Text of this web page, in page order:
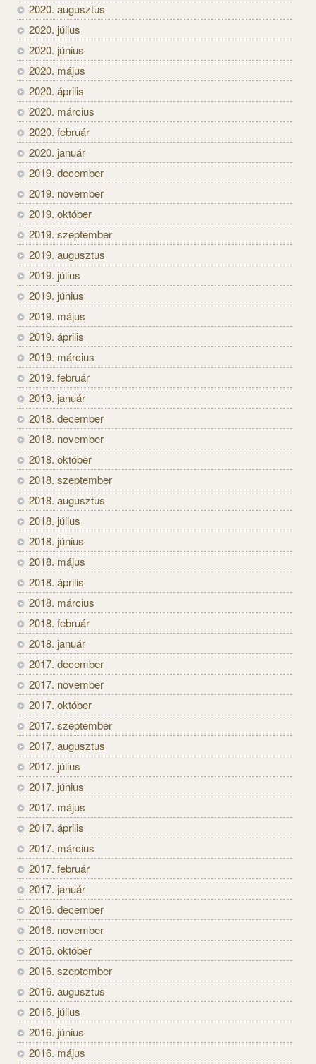
2020. augusztus
2020. július
2020. június
2020. május
2020. április
2020. március
2020. február
2020. január
2019. december
2019. november
2019. október
2019. szeptember
2019. augusztus
2019. július
2019. június
2019. május
2019. április
2019. március
2019. február
2019. január
2018. december
2018. november
2018. október
2018. szeptember
2018. augusztus
2018. július
2018. június
2018. május
2018. április
2018. március
2018. február
2018. január
2017. december
2017. november
2017. október
2017. szeptember
2017. augusztus
2017. július
2017. június
2017. május
2017. április
2017. március
2017. február
2017. január
2016. december
2016. november
2016. október
2016. szeptember
2016. augusztus
2016. július
2016. június
2016. május